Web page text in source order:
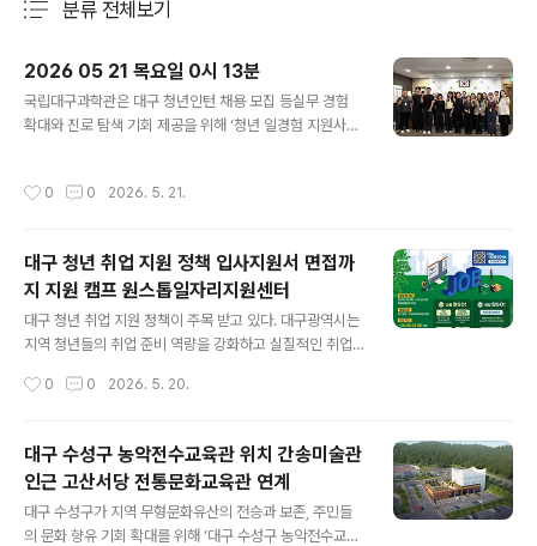
분류 전체보기
2026 05 21 목요일 0시 13분
국립대구과학관은 대구 청년인턴 채용 모집 등실무 경험
확대와 진로 탐색 기회 제공을 위해 ‘청년 일경험 지원사업
일환으로, 지역 청년들에게 실질적인 직무 경험 기회를 제
험과 상담·지도를 제공할 예정이며, 참여자들은 과학관 운
영과 관련된 다양한 업무를 경험하며 실무 이해도를 높이
고 직무 수행 역량을 키울 수 있도록 운영된다. 특히 단순·
반복적인 업무는 지양하고, 대구 청년인턴 후기도 작성할
무 역량을 강화할 수 있도록 실무 중심의 ..
0 0 2026. 5. 21.
대구 청년 취업 지원 정책 입사지원서 면접까
지 지원 캠프 원스톱일자리지원센터
대구 청년 취업 지원 정책이 주목 받고 있다. 대구광역시는
지역 청년들의 취업 준비 역량을 강화하고 실질적인 취업
비슬산 아젤리아 유스호스텔에서 ‘청춘 JOB GO 취업 캠
수립-실전 대응’으로 이어지는 통합형 프로그램으로 운영
된다. 청년 구직자가 스스로 취업 방향을 설정하고 취업 준
비에 필요한 역량을 체계적으로 키울 수 있도록 구성한 것
이 특징이다. 캠프는 지역 미취업 청년 40명을 대상으로
0 0 2026. 5. 20.
대구 수성구 농악전수교육관 위치 간송미술관
인근 고산서당 전통문화교육관 연계
대구 수성구가 지역 무형문화유산의 전승과 보존, 주민들
의 문화 향유 기회 확대를 위해 ‘대구 수성구 농악전수교육